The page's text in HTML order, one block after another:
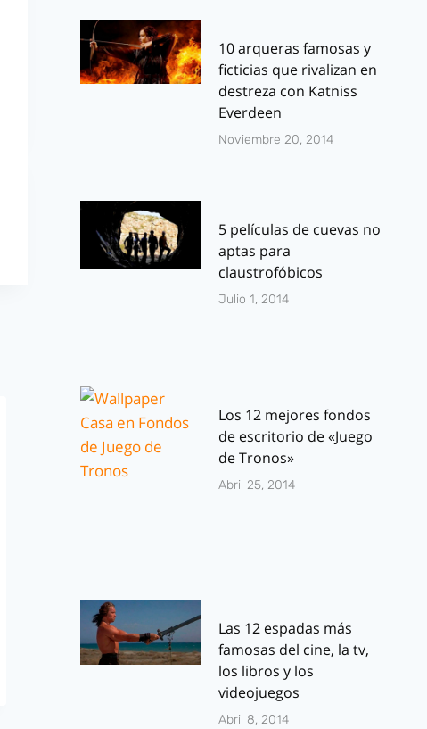
10 arqueras famosas y
ficticias que rivalizan en
destreza con Katniss
Everdeen
Noviembre 20, 2014
5 películas de cuevas no
aptas para
claustrofóbicos
Julio 1, 2014
Los 12 mejores fondos
de escritorio de «Juego
de Tronos»
Abril 25, 2014
Las 12 espadas más
famosas del cine, la tv,
los libros y los
videojuegos
Abril 8, 2014